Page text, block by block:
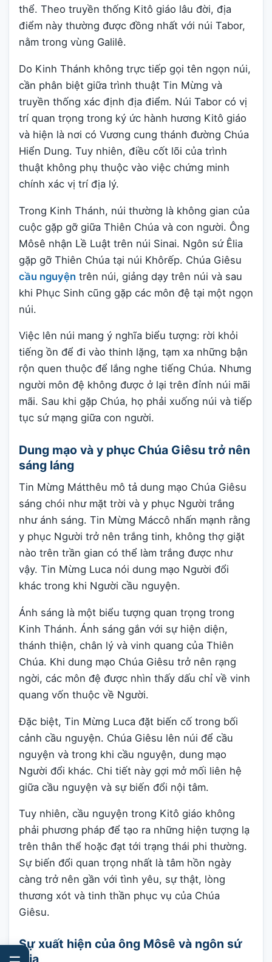
thể. Theo truyền thống Kitô giáo lâu đời, địa
điểm này thường được đồng nhất với núi Tabor,
nằm trong vùng Galilê.
Do Kinh Thánh không trực tiếp gọi tên ngọn núi,
cần phân biệt giữa trình thuật Tin Mừng và
truyền thống xác định địa điểm. Núi Tabor có vị
trí quan trọng trong ký ức hành hương Kitô giáo
và hiện là nơi có Vương cung thánh đường Chúa
Hiển Dung. Tuy nhiên, điều cốt lõi của trình
thuật không phụ thuộc vào việc chứng minh
chính xác vị trí địa lý.
Trong Kinh Thánh, núi thường là không gian của
cuộc gặp gỡ giữa Thiên Chúa và con người. Ông
Môsê nhận Lề Luật trên núi Sinai. Ngôn sứ Êlia
gặp gỡ Thiên Chúa tại núi Khôrếp. Chúa Giêsu
cầu nguyện trên núi, giảng dạy trên núi và sau
khi Phục Sinh cũng gặp các môn đệ tại một ngọn
núi.
Việc lên núi mang ý nghĩa biểu tượng: rời khỏi
tiếng ồn để đi vào thinh lặng, tạm xa những bận
rộn quen thuộc để lắng nghe tiếng Chúa. Nhưng
người môn đệ không được ở lại trên đỉnh núi mãi
mãi. Sau khi gặp Chúa, họ phải xuống núi và tiếp
tục sứ mạng giữa con người.
Dung mạo và y phục Chúa Giêsu trở nên
sáng láng
Tin Mừng Mátthêu mô tả dung mạo Chúa Giêsu
sáng chói như mặt trời và y phục Người trắng
như ánh sáng. Tin Mừng Máccô nhấn mạnh rằng
y phục Người trở nên trắng tinh, không thợ giặt
nào trên trần gian có thể làm trắng được như
vậy. Tin Mừng Luca nói dung mạo Người đổi
khác trong khi Người cầu nguyện.
Ánh sáng là một biểu tượng quan trọng trong
Kinh Thánh. Ánh sáng gắn với sự hiện diện,
thánh thiện, chân lý và vinh quang của Thiên
Chúa. Khi dung mạo Chúa Giêsu trở nên rạng
ngời, các môn đệ được nhìn thấy dấu chỉ về vinh
quang vốn thuộc về Người.
Đặc biệt, Tin Mừng Luca đặt biến cố trong bối
cảnh cầu nguyện. Chúa Giêsu lên núi để cầu
nguyện và trong khi cầu nguyện, dung mạo
Người đổi khác. Chi tiết này gợi mở mối liên hệ
giữa cầu nguyện và sự biến đổi nội tâm.
Tuy nhiên, cầu nguyện trong Kitô giáo không
phải phương pháp để tạo ra những hiện tượng lạ
trên thân thể hoặc đạt tới trạng thái phi thường.
Sự biến đổi quan trọng nhất là tâm hồn ngày
càng trở nên gần với tình yêu, sự thật, lòng
thương xót và tinh thần phục vụ của Chúa
Giêsu.
Sự xuất hiện của ông Môsê và ngôn sứ